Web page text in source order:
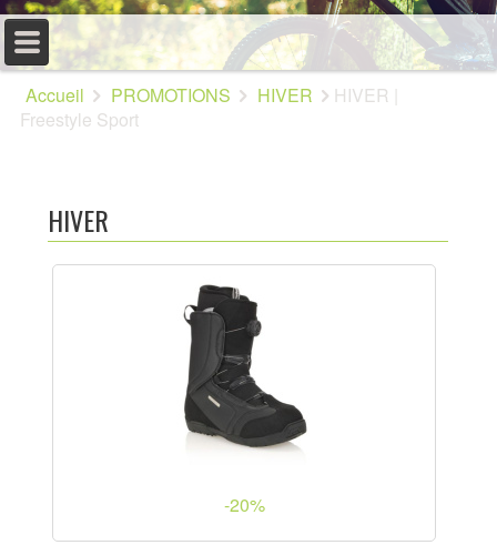
MENU PRINCIPAL
ACCUEIL
NOTRE CATALOGUE
CRÉER UN COMPTE
PHOTOS
LIENS UTILES
Accueil PROMOTIONS HIVER
HIVER |
Freestyle Sport
HIVER
-20%